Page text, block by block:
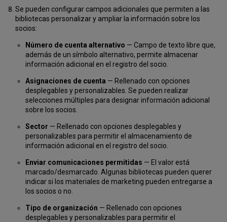
Se pueden configurar campos adicionales que permiten a las
bibliotecas personalizar y ampliar la información sobre los
socios:
Número de cuenta alternativo — Campo de texto libre que,
además de un símbolo alternativo, permite almacenar
información adicional en el registro del socio.
Asignaciones de cuenta — Rellenado con opciones
desplegables y personalizables. Se pueden realizar
selecciones múltiples para designar información adicional
sobre los socios.
Sector — Rellenado con opciones desplegables y
personalizables para permitir el almacenamiento de
información adicional en el registro del socio.
Enviar comunicaciones permitidas — El valor está
marcado/desmarcado. Algunas bibliotecas pueden querer
indicar si los materiales de marketing pueden entregarse a
los socios o no.
Tipo de organización — Rellenado con opciones
desplegables y personalizables para permitir el